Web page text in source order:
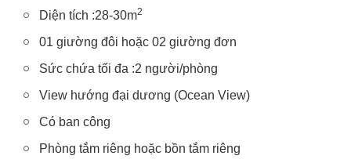
Diện tích :28-30m2
01 giường đôi hoặc 02 giường đơn
Sức chứa tối đa :2 người/phòng
View hướng đại dương (Ocean View)
Có ban công
Phòng tắm riêng hoặc bồn tắm riêng